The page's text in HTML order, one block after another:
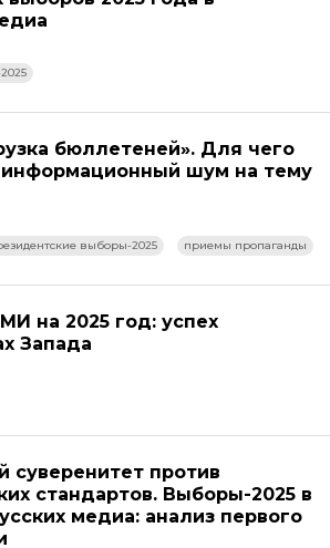
бюллетеней». Для чего
информационный шум на тему
выборы-2025 приемы пропаганды
на 2025 год: успех
Запада
суверенитет против
стандартов. Выборы-2025 в
медиа: анализ первого